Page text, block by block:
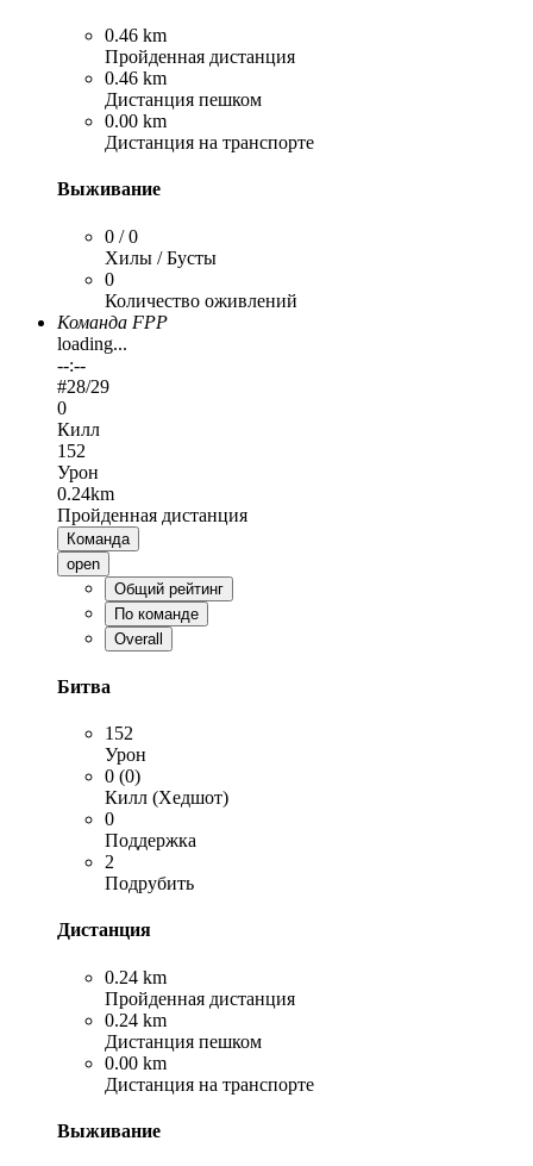
0.46 km
Пройденная дистанция
0.46 km
Дистанция пешком
0.00 km
Дистанция на транспорте
Выживание
0 / 0
Хилы / Бусты
0
Количество оживлений
Команда FPP
loading...
--:--
#28/29
0
Килл
152
Урон
0.24km
Пройденная дистанция
Команда
open
Общий рейтинг
По команде
Overall
Битва
152
Урон
0 (0)
Килл (Хедшот)
0
Поддержка
2
Подрубить
Дистанция
0.24 km
Пройденная дистанция
0.24 km
Дистанция пешком
0.00 km
Дистанция на транспорте
Выживание